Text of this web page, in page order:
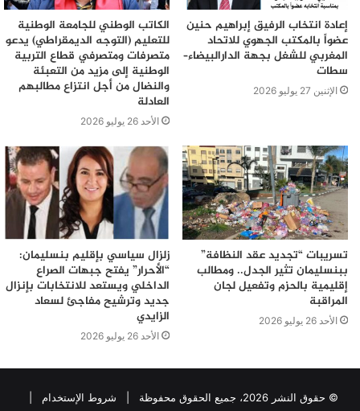
إعادة انتخاب الرفيق إبراهيم حنين
عضواً بالمكتب الجهوي للاتحاد
المغربي للشغل بجهة الدارالبيضاء–
سطات
الإثنين 27 يوليو 2026
الكاتب الوطني للجامعة الوطنية
للتعليم (التوجه الديمقراطي) يدعو
متصرفات ومتصرفي قطاع التربية
الوطنية إلى مزيد من التعبئة
والنضال من أجل انتزاع مطالبهم
العادلة
الأحد 26 يوليو 2026
تسريبات “تجديد عقد النظافة”
ببنسليمان تثير الجدل.. ومطالب
إقليمية بالحزم وتفعيل لجان
المراقبة
الأحد 26 يوليو 2026
زلزال سياسي بإقليم بنسليمان:
“الأحرار” يفتح جبهات الصراع
الداخلي ويستعد للانتخابات بإنزال
جديد وترشيح مفاجئ لسعاد
الزايدي
الأحد 26 يوليو 2026
© حقوق النشر 2026، جميع الحقوق محفوظة | شروط الإستخدام